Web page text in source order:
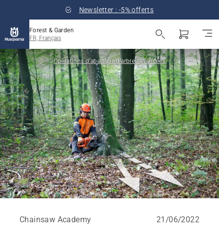
Newsletter : -5% offerts
Forest & Garden
FR, Français
Opérations d’abattage d’arbres avancées
Chainsaw Academy 21/06/2022